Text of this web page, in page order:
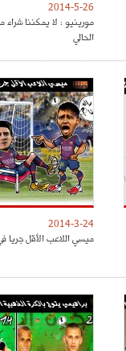
2014-5-26
مورينيو : لا يمكننا
الحالي
2014-3-24
ميسي اللاعب الأقل جريا